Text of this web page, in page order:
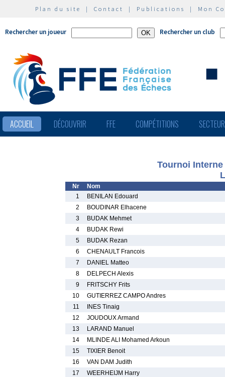
Plan du site | Contact | Publications | Mon
Rechercher un joueur Rechercher un club
ACCUEIL DÉCOUVRIR FFE COMPÉTITIONS
Tournoi
Nr
Nom
1
BENILAN Edouard
2
BOUDINAR Elhacene
3
BUDAK Mehmet
4
BUDAK Rewi
5
BUDAK Rezan
6
CHENAULT Francois
7
DANIEL Matteo
8
DELPECH Alexis
9
FRITSCHY Frits
10
GUTIERREZ CAMPO Andres
11
INES Tinaig
12
JOUDOUX Armand
13
LARAND Manuel
14
MLINDE ALI Mohamed Arkoun
15
TIXIER Benoit
16
VAN DAM Judith
17
WEERHEIJM Harry